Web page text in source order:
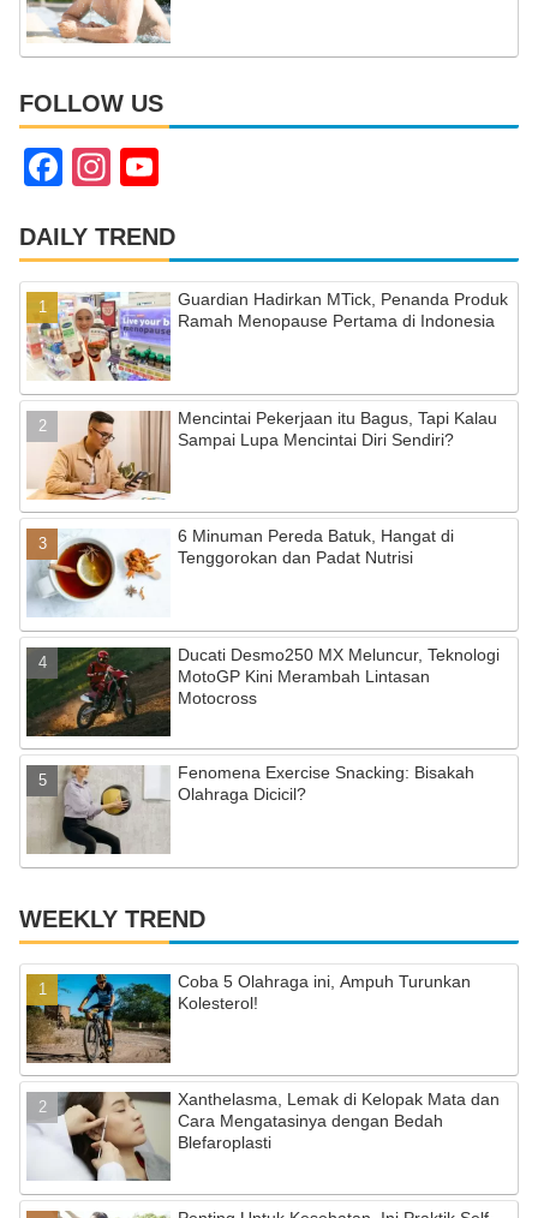
FOLLOW US
F
c
e
b
o
o
k
In
a
gr
a
m
u
T
u
b
e
C
h
a
n
n
el
DAILY TREND
Guardian Hadirkan MTick, Penanda Produk
Ramah Menopause Pertama di Indonesia
Mencintai Pekerjaan itu Bagus, Tapi Kalau
Sampai Lupa Mencintai Diri Sendiri?
6 Minuman Pereda Batuk, Hangat di
Tenggorokan dan Padat Nutrisi
Ducati Desmo250 MX Meluncur, Teknologi
MotoGP Kini Merambah Lintasan
Motocross
Fenomena Exercise Snacking: Bisakah
Olahraga Dicicil?
WEEKLY TREND
Coba 5 Olahraga ini, Ampuh Turunkan
Kolesterol!
Xanthelasma, Lemak di Kelopak Mata dan
Cara Mengatasinya dengan Bedah
Blefaroplasti